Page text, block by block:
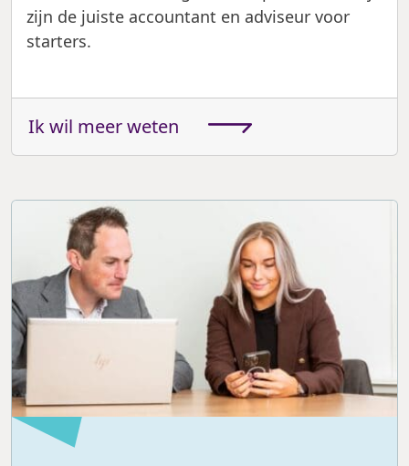
zijn de juiste accountant en adviseur voor
starters.
Ik wil meer weten